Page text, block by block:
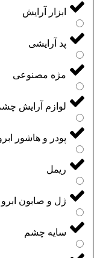
ابزار آرایش
پد آرایشی
مژه مصنوعی
لوازم آرایش
پودر و هاشور
ریمل
ژل و صابون ابرو
سایه چشم